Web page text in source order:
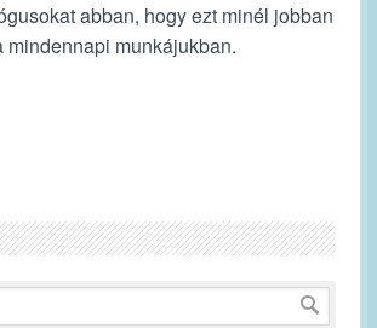
abban, hogy ezt minél jobban
mindennapi munkájukban.